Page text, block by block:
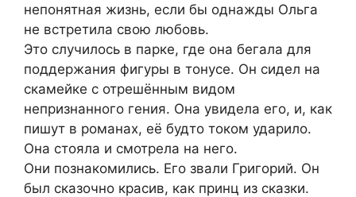
непонятная жизнь, если бы однажды Ольга
не встретила свою любовь.
Это случилось в парке, где она бегала для
поддержания фигуры в тонусе. Он сидел на
скамейке с отрешённым видом
непризнанного гения. Она увидела его, и, как
пишут в романах, её будто током ударило.
Она стояла и смотрела на него.
Они познакомились. Его звали Григорий. Он
был сказочно красив, как принц из сказки.